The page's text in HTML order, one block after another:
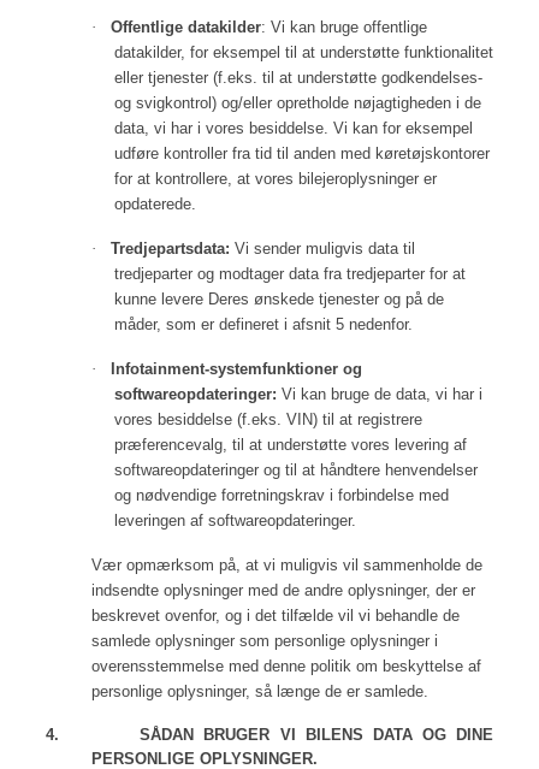
· Offentlige datakilder: Vi kan bruge offentlige
datakilder, for eksempel til at understøtte funktionalitet
eller tjenester (f.eks. til at understøtte godkendelses-
og svigkontrol) og/eller opretholde nøjagtigheden i de
data, vi har i vores besiddelse. Vi kan for eksempel
udføre kontroller fra tid til anden med køretøjskontorer
for at kontrollere, at vores bilejeroplysninger er
opdaterede.
· Tredjepartsdata: Vi sender muligvis data til
tredjeparter og modtager data fra tredjeparter for at
kunne levere Deres ønskede tjenester og på de
måder, som er defineret i afsnit 5 nedenfor.
·
Infotainment-systemfunktioner og
softwareopdateringer: Vi kan bruge de data, vi har i
vores besiddelse (f.eks. VIN) til at registrere
præferencevalg, til at understøtte vores levering af
softwareopdateringer og til at håndtere henvendelser
og nødvendige forretningskrav i forbindelse med
leveringen af softwareopdateringer.
Vær opmærksom på, at vi muligvis vil sammenholde de
indsendte oplysninger med de andre oplysninger, der er
beskrevet ovenfor, og i det tilfælde vil vi behandle de
samlede oplysninger som personlige oplysninger i
overensstemmelse med denne politik om beskyttelse af
personlige oplysninger, så længe de er samlede.
4.
SÅDAN BRUGER VI BILENS DATA OG DINE
PERSONLIGE OPLYSNINGER.